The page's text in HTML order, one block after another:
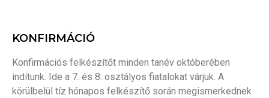
KONFIRMÁCIÓ
Konfirmációs felkészítőt minden tanév októberében
indítunk. Ide a 7. és 8. osztályos fiatalokat várjuk. A
körülbelül tíz hónapos felkészítő során megismerkednek